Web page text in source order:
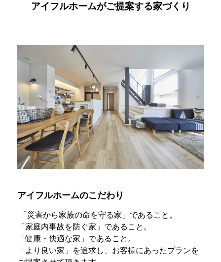
アイフルホームがご提案する家づくり
アイフルホームのこだわり
「災害から家族の命を守る家」であること。
「家庭内事故を防ぐ家」であること。
「健康・快適な家」であること。​
「より良い家」を追求し、お客様にあったプランを